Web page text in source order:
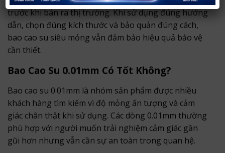
trước khi bán ra thị trường. Khi sử dụng đúng hướng
dẫn, chọn đúng kích thước và bảo quản đúng cách,
bao cao su siêu mỏng vẫn đảm bảo hiệu quả bảo vệ
cần thiết.
Bao Cao Su 0.01mm Có Tốt Không?
Bao cao su 0.01mm là nhóm sản phẩm được nhiều
khách hàng tìm kiếm vì độ mỏng ấn tượng và cảm
giác chân thật khi sử dụng. Các dòng 0.01mm thường
phù hợp với người muốn trải nghiệm cảm giác gần
gũi hơn nhưng vẫn cần sự an toàn trong quan hệ.